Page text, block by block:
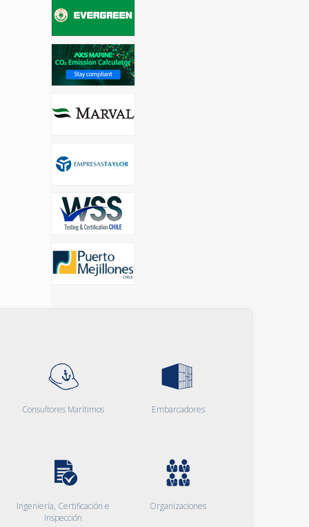
Consultores Marítimos Embarcadores
Ingeniería, Certificación e
Inspección
Organizaciones